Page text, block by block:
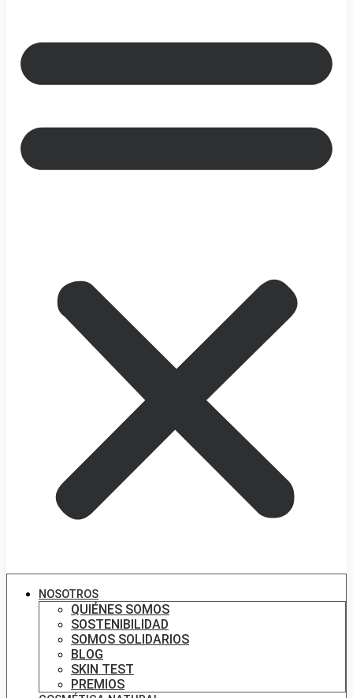
NOSOTROS
QUIÉNES SOMOS
SOSTENIBILIDAD
SOMOS SOLIDARIOS
BLOG
SKIN TEST
PREMIOS